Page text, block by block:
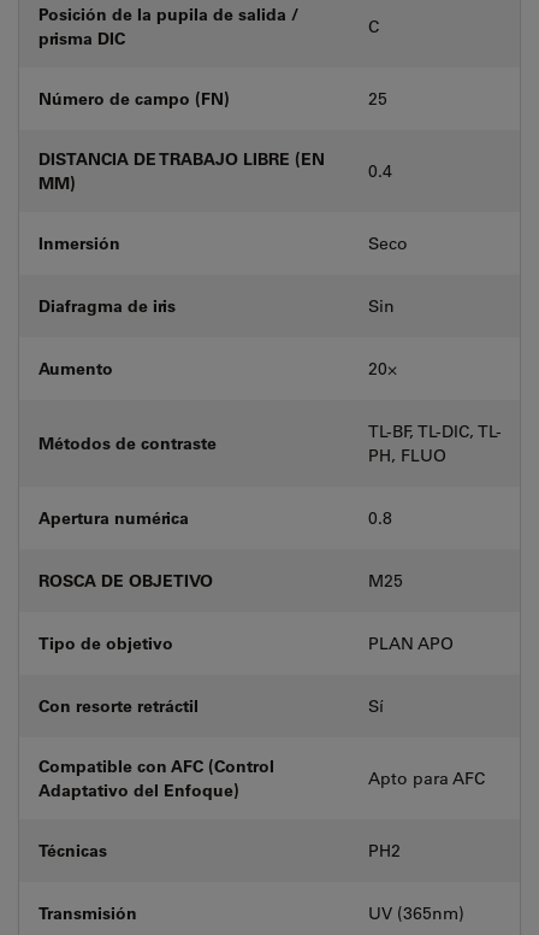
Posición de la pupila de salida /
prisma DIC
C
Número de campo (FN) 25
DISTANCIA DE TRABAJO LIBRE (EN
MM)
0.4
Inmersión Seco
Diafragma de iris Sin
Aumento 20⨉
Métodos de contraste
TL-BF, TL-DIC, TL-
PH, FLUO
Apertura numérica 0.8
ROSCA DE OBJETIVO M25
Tipo de objetivo PLAN APO
Con resorte retráctil Sí
Compatible con AFC (Control
Adaptativo del Enfoque)
Apto para AFC
Técnicas PH2
Transmisión UV (365nm)